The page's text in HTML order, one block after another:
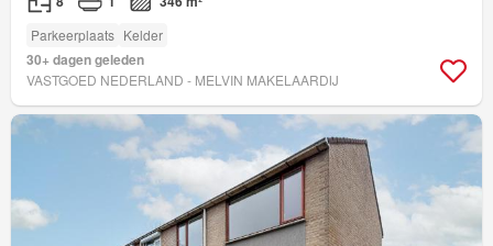
Parkeerplaats Kelder
30+ dagen geleden
VASTGOED NEDERLAND - MELVIN MAKELAARDIJ